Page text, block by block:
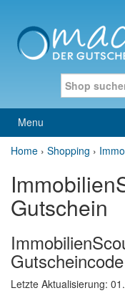
Menu
Home › Shopping ›
Gutschein
Letzte Aktualisierung: